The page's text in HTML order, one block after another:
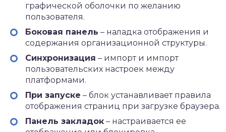
графической оболочки по желанию
пользователя.
Боковая панель – наладка отображения и
содержания организационной структуры.
Синхронизация – импорт и импорт
пользовательских настроек между
платформами.
При запуске – блок устанавливает правила
отображения страниц при загрузке браузера.
Панель закладок – настраивается ее